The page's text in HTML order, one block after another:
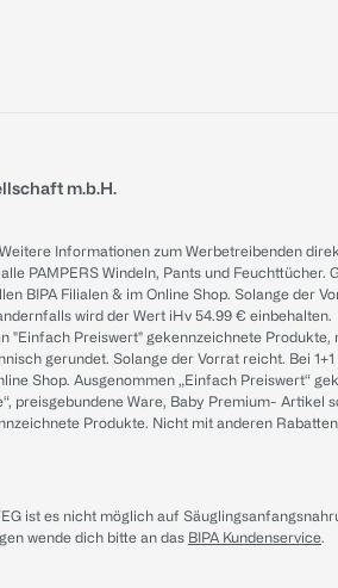
m.b.H.
Informationen zum Werbetreibenden
PAMPERS Windeln, Pants und
BIPA Filialen & im Online Shop. Solange der
wird der Wert iHv 54.99 € einbehalten.
"Einfach Preiswert" gekennzeichnete
gerundet. Solange der Vorrat reicht. Bei
Shop. Ausgenommen „Einfach
preisgebundene Ware, Baby Premium-
Produkte. Nicht mit anderen
ist es nicht möglich auf
wende dich bitte an das BIPA Kundenservice.